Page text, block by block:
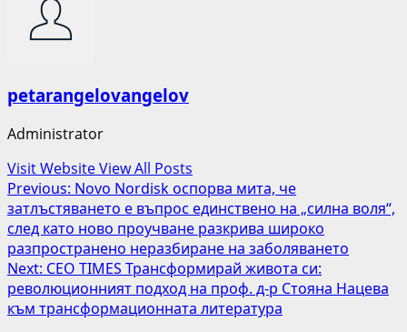
petarangelovangelov
Administrator
Visit WebsiteView All Posts
Post
navigation
Previous: Novo Nordisk оспорва мита, че
затлъстяването е въпрос единствено на „силна воля“,
след като ново проучване разкрива широко
разпространено неразбиране на заболяването
Next: CEO TIMES Трансформирай живота си:
революционният подход на проф. д-р Стояна Нацева
към трансформационната литература